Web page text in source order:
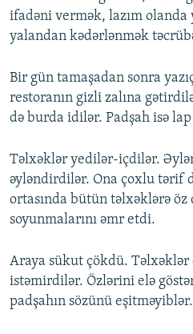
ifadəni vermək, lazım
yalandan kədərlənmək
Bir gün tamaşadan sonra
restoranın gizli zalına
də burda idilər. Padşah isə
Təlxəklər yedilər-içdilər.
əyləndirdilər. Ona çoxlu tərif
ortasında bütün təlxəklərə
soyunmalarını əmr etdi.
Araya sükut çökdü.
istəmirdilər. Özlərini elə
padşahın sözünü eşitməyiblər.